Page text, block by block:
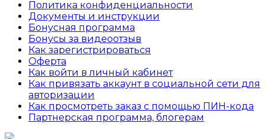
Политика конфиденциальности
Документы и инструкции
Бонусная программа
Бонусы за видеоотзыв
Как зарегистрироваться
Оферта
Как войти в личный кабинет
Как привязать аккаунт в социальной сети для
авторизации
Как просмотреть заказ с помощью ПИН-кода
Партнерская программа, блогерам